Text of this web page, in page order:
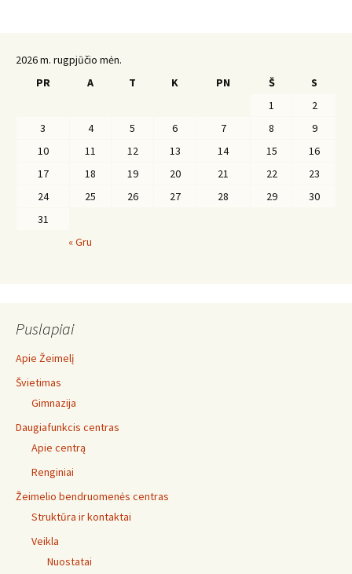
2026 m. rugpjūčio mėn.
PR
A T K PN Š
S
1
2
3
4 5 6 7 8
9
10
11 12 13 14 15
16
17
18 19 20 21 22
23
24
25 26 27 28 29
30
31
« Gru
Puslapiai
Apie Žeimelį
Švietimas
Gimnazija
Daugiafunkcis centras
Apie centrą
Renginiai
Žeimelio bendruomenės centras
Struktūra ir kontaktai
Veikla
Nuostatai